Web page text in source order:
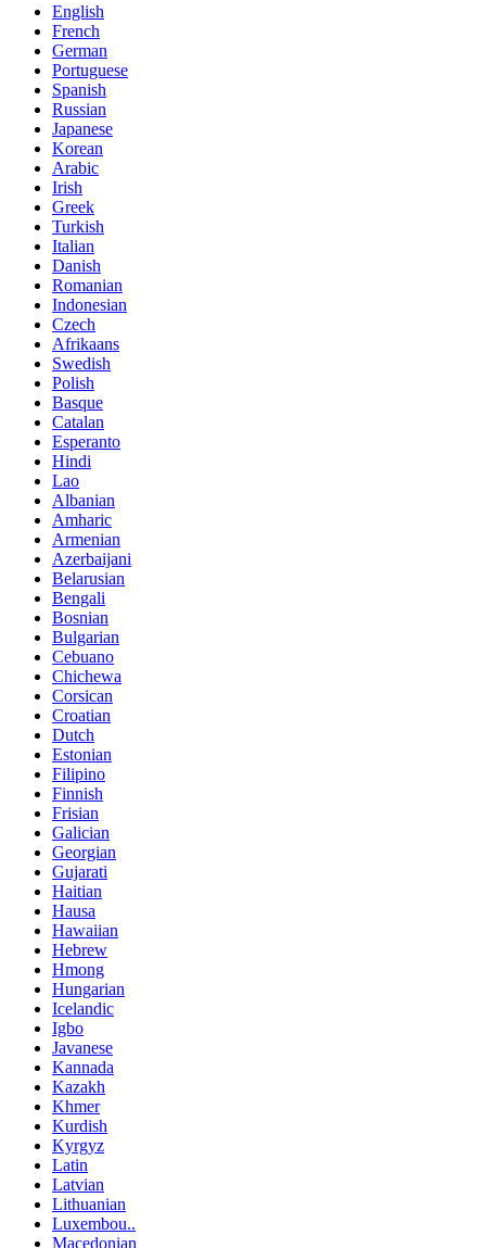
English
French
German
Portuguese
Spanish
Russian
Japanese
Korean
Arabic
Irish
Greek
Turkish
Italian
Danish
Romanian
Indonesian
Czech
Afrikaans
Swedish
Polish
Basque
Catalan
Esperanto
Hindi
Lao
Albanian
Amharic
Armenian
Azerbaijani
Belarusian
Bengali
Bosnian
Bulgarian
Cebuano
Chichewa
Corsican
Croatian
Dutch
Estonian
Filipino
Finnish
Frisian
Galician
Georgian
Gujarati
Haitian
Hausa
Hawaiian
Hebrew
Hmong
Hungarian
Icelandic
Igbo
Javanese
Kannada
Kazakh
Khmer
Kurdish
Kyrgyz
Latin
Latvian
Lithuanian
Luxembou..
Macedonian